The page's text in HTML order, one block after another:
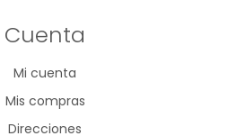
Cuenta
Mi cuenta
Mis compras
Direcciones